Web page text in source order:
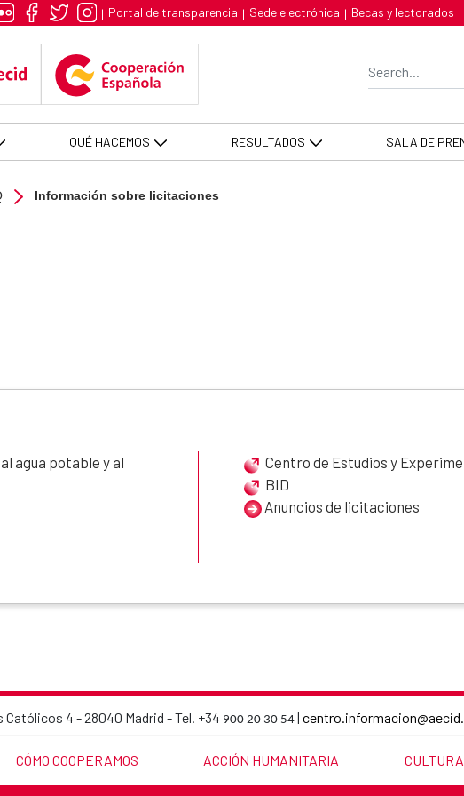
-FCAS
| Portal de transparencia | Sede electrónica | Becas y lectorados |
QUÉ HACEMOS RESULTADOS SALA DE
Información sobre licitaciones
agua potable y al
Centro de Estudios y
BID
Anuncios de licitaciones
Católicos 4 - 28040 Madrid - Tel. +34 900 20 30 54|
AECID contact details
LINK TO THE WEBSITE:
CÓMO COOPERAMOS LINK TO THE WEBSITE:
ACCIÓN HUMANITARIA LINK TO